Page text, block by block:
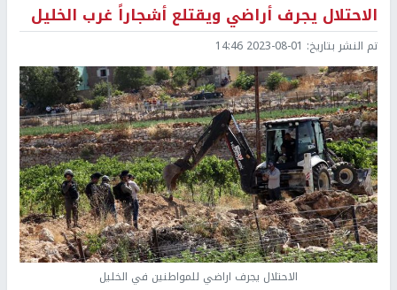
الاحتلال يجرف أراضي ويقتلع أشجاراً غرب الخليل
تم النشر بتاريخ: 2023-08-01 14:46
الاحتلال يجرف اراضي للمواطنين في الخليل